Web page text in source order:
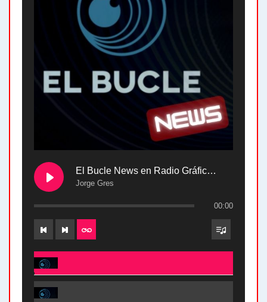
El Bucle News en Radio Gráfica. Bloque 2 . 28.04.24
Jorge Gres
00:00
El Bucle News en Radio Gráfica. Bloque 2 . 28.04.24 - Jorge Gres